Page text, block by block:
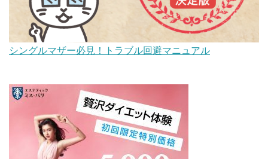
シングルマザー必見！トラブル回避マニュアル